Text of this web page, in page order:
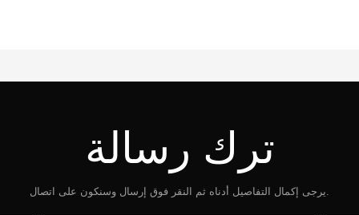
ترك رسالة
يرجى إكمال التفاصيل أدناه ثم النقر فوق إرسال وسنكون على اتصال.